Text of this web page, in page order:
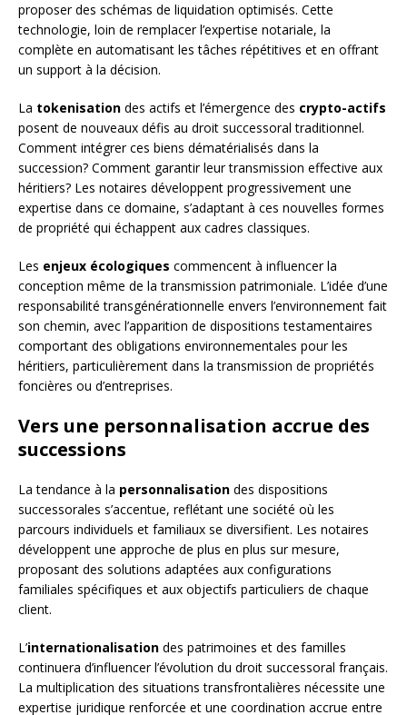
proposer des schémas de liquidation optimisés. Cette
technologie, loin de remplacer l’expertise notariale, la
complète en automatisant les tâches répétitives et en offrant
un support à la décision.
La tokenisation des actifs et l’émergence des crypto-actifs
posent de nouveaux défis au droit successoral traditionnel.
Comment intégrer ces biens dématérialisés dans la
succession? Comment garantir leur transmission effective aux
héritiers? Les notaires développent progressivement une
expertise dans ce domaine, s’adaptant à ces nouvelles formes
de propriété qui échappent aux cadres classiques.
Les enjeux écologiques commencent à influencer la
conception même de la transmission patrimoniale. L’idée d’une
responsabilité transgénérationnelle envers l’environnement fait
son chemin, avec l’apparition de dispositions testamentaires
comportant des obligations environnementales pour les
héritiers, particulièrement dans la transmission de propriétés
foncières ou d’entreprises.
Vers une personnalisation accrue des
successions
La tendance à la personnalisation des dispositions
successorales s’accentue, reflétant une société où les
parcours individuels et familiaux se diversifient. Les notaires
développent une approche de plus en plus sur mesure,
proposant des solutions adaptées aux configurations
familiales spécifiques et aux objectifs particuliers de chaque
client.
L’internationalisation des patrimoines et des familles
continuera d’influencer l’évolution du droit successoral français.
La multiplication des situations transfrontalières nécessite une
expertise juridique renforcée et une coordination accrue entre